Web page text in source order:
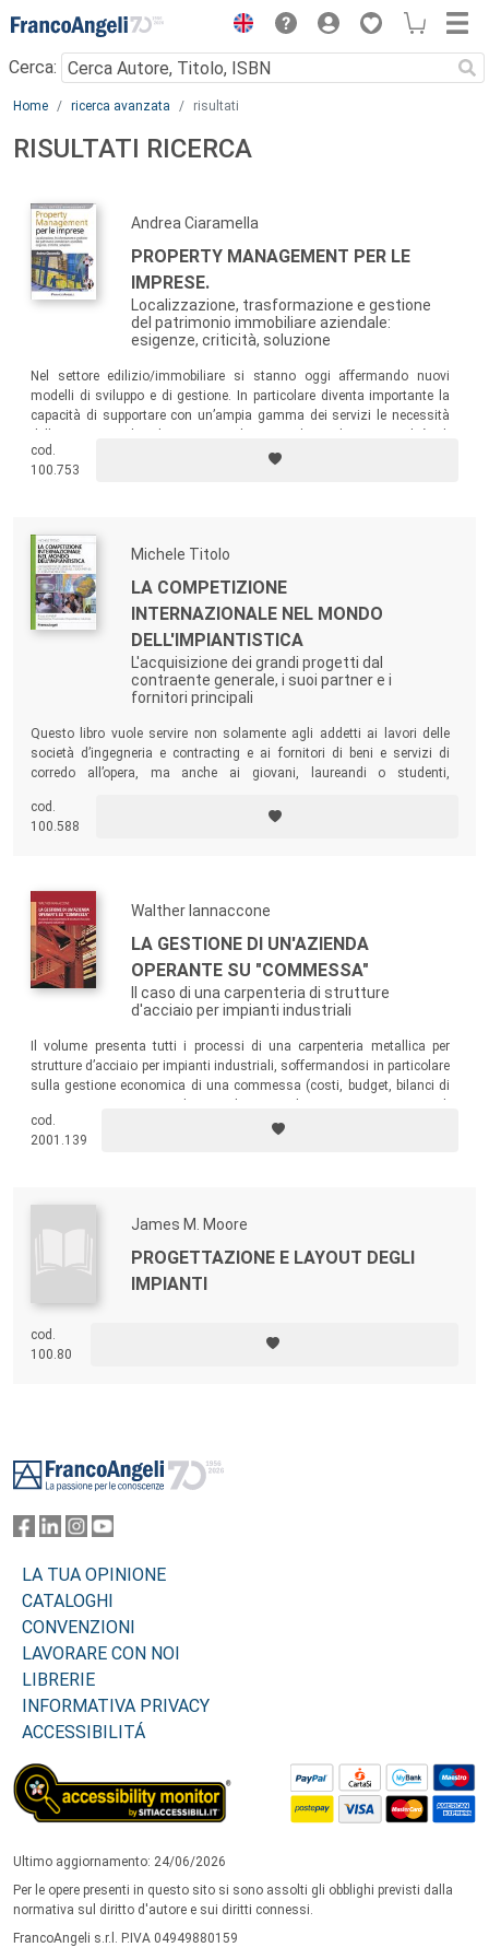
Menu
Cerca:
Main content
Home ricerca avanzata risultati
RISULTATI RICERCA
Andrea Ciaramella
PROPERTY MANAGEMENT PER LE
IMPRESE.
Localizzazione, trasformazione e gestione
del patrimonio immobiliare aziendale:
esigenze, criticità, soluzione
Nel settore edilizio/immobiliare si stanno oggi affermando nuovi
modelli di sviluppo e di gestione. In particolare diventa importante la
capacità di supportare con un’ampia gamma dei servizi le necessità
imprenditori, manager o consulenti, abbiano la necessità e/o la
responsabilità di gestire efficacemente il patrimonio immobiliare
cod.
100.753
Michele Titolo
LA COMPETIZIONE
INTERNAZIONALE NEL MONDO
DELL'IMPIANTISTICA
L'acquisizione dei grandi progetti dal
contraente generale, i suoi partner e i
fornitori principali
Questo libro vuole servire non solamente agli addetti ai lavori delle
società d’ingegneria e contracting e ai fornitori di beni e servizi di
corredo all’opera, ma anche ai giovani, laureandi o studenti,
naturalmente, ai diversi Master che trattano l’acquisizione e la
gestione di progetti e sistemi complessi.
cod.
100.588
Walther Iannaccone
LA GESTIONE DI UN'AZIENDA
OPERANTE SU "COMMESSA"
Il caso di una carpenteria di strutture
d'acciaio per impianti industriali
Il volume presenta tutti i processi di una carpenteria metallica per
strutture d’acciaio per impianti industriali, soffermandosi in particolare
sulla gestione economica di una commessa (costi, budget, bilanci di
pareggio, ecc.) con il supporto di una “contabilità industriale”
(analitica) organizzata a “centri di costo” (di responsabilità).
cod.
2001.139
James M. Moore
PROGETTAZIONE E LAYOUT DEGLI
IMPIANTI
cod.
100.80
LA TUA OPINIONE
CATALOGHI
CONVENZIONI
LAVORARE CON NOI
LIBRERIE
INFORMATIVA PRIVACY
ACCESSIBILITÁ
Ultimo aggiornamento: 24/06/2026
Per le opere presenti in questo sito si sono assolti gli obblighi previsti dalla
normativa sul diritto d'autore e sui diritti connessi.
FrancoAngeli s.r.l. P.IVA 04949880159